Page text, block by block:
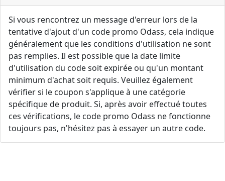
Si vous rencontrez un message d'erreur lors de la
tentative d'ajout d'un code promo Odass, cela indique
généralement que les conditions d'utilisation ne sont
pas remplies. Il est possible que la date limite
d'utilisation du code soit expirée ou qu'un montant
minimum d'achat soit requis. Veuillez également
vérifier si le coupon s'applique à une catégorie
spécifique de produit. Si, après avoir effectué toutes
ces vérifications, le code promo Odass ne fonctionne
toujours pas, n'hésitez pas à essayer un autre code.